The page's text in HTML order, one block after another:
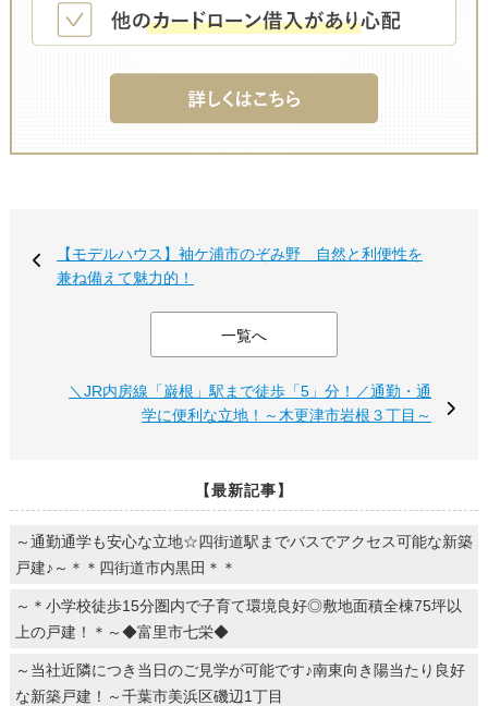
【モデルハウス】袖ケ浦市のぞみ野 自然と利便性を
兼ね備えて魅力的！
一覧へ
＼JR内房線「巌根」駅まで徒歩「5」分！／通勤・通
学に便利な立地！～木更津市岩根３丁目～
【最新記事】
～通勤通学も安心な立地☆四街道駅までバスでアクセス可能な新築
戸建♪～＊＊四街道市内黒田＊＊
～＊小学校徒歩15分圏内で子育て環境良好◎敷地面積全棟75坪以
上の戸建！＊～◆富里市七栄◆
～当社近隣につき当日のご見学が可能です♪南東向き陽当たり良好
な新築戸建！～千葉市美浜区磯辺1丁目